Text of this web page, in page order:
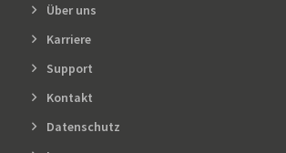
Über uns
Karriere
Support
Kontakt
Datenschutz